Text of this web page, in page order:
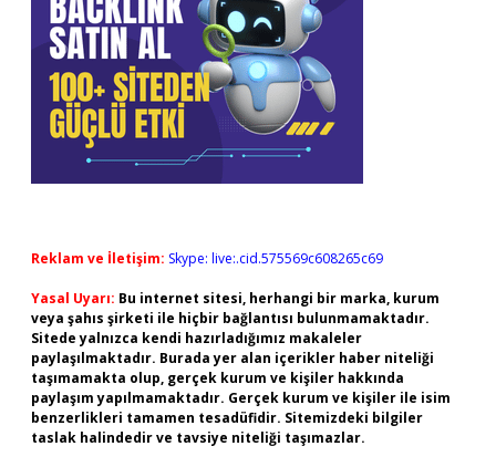
Reklam ve İletişim: Skype: live:.cid.575569c608265c69
Yasal Uyarı: Bu internet sitesi, herhangi bir marka, kurum
veya şahıs şirketi ile hiçbir bağlantısı bulunmamaktadır.
Sitede yalnızca kendi hazırladığımız makaleler
paylaşılmaktadır. Burada yer alan içerikler haber niteliği
taşımamakta olup, gerçek kurum ve kişiler hakkında
paylaşım yapılmamaktadır. Gerçek kurum ve kişiler ile isim
benzerlikleri tamamen tesadüfidir. Sitemizdeki bilgiler
taslak halindedir ve tavsiye niteliği taşımazlar.